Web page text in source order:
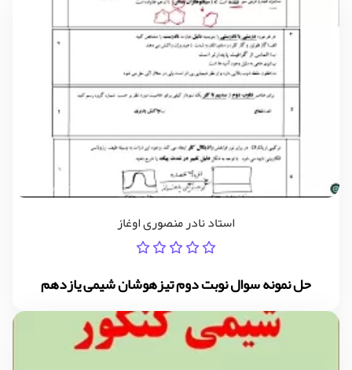
استاد نادر منصوری اوغاز
حل نمونه سوال نوبت دوم تیزهوشان شیمی یازدهم